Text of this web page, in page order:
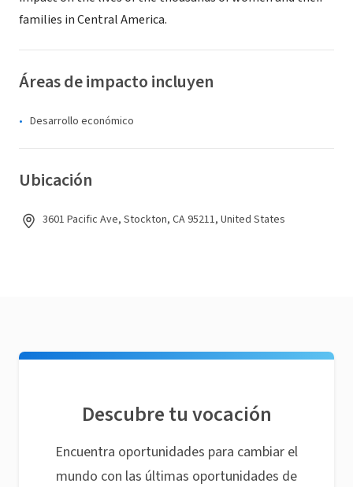
families in Central America.
Áreas de impacto incluyen
Desarrollo económico
Ubicación
3601 Pacific Ave, Stockton, CA 95211, United States
Descubre tu vocación
Encuentra oportunidades para cambiar el
mundo con las últimas oportunidades de